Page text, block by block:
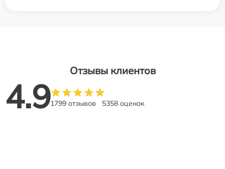
Отзывы клиентов
4.91799 отзывов 5358 оценок